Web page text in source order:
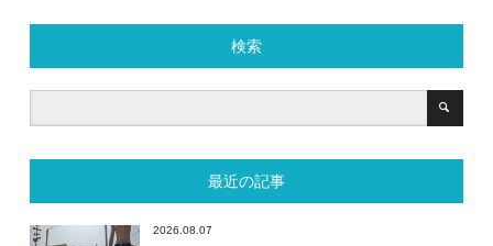
検索
最近の記事
2026.08.07